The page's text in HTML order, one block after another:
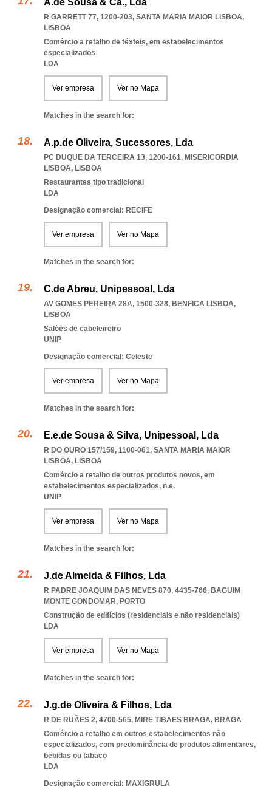
A.de Sousa & Ca., Lda
R GARRETT 77, 1200-203, SANTA MARIA MAIOR LISBOA,
LISBOA
Comércio a retalho de têxteis, em estabelecimentos
especializados
LDA
Ver empresa Ver no Mapa
Matches in the search for:
A.p.de Oliveira, Sucessores, Lda
PC DUQUE DA TERCEIRA 13, 1200-161, MISERICORDIA
LISBOA, LISBOA
Restaurantes tipo tradicional
LDA
Designação comercial: RECIFE
Ver empresa Ver no Mapa
Matches in the search for:
C.de Abreu, Unipessoal, Lda
AV GOMES PEREIRA 28A, 1500-328, BENFICA LISBOA,
LISBOA
Salões de cabeleireiro
UNIP
Designação comercial: Celeste
Ver empresa Ver no Mapa
Matches in the search for:
E.e.de Sousa & Silva, Unipessoal, Lda
R DO OURO 157/159, 1100-061, SANTA MARIA MAIOR
LISBOA, LISBOA
Comércio a retalho de outros produtos novos, em
estabelecimentos especializados, n.e.
UNIP
Ver empresa Ver no Mapa
Matches in the search for:
J.de Almeida & Filhos, Lda
R PADRE JOAQUIM DAS NEVES 870, 4435-766, BAGUIM
MONTE GONDOMAR, PORTO
Construção de edifícios (residenciais e não residenciais)
LDA
Ver empresa Ver no Mapa
Matches in the search for:
J.g.de Oliveira & Filhos, Lda
R DE RUÃES 2, 4700-565, MIRE TIBAES BRAGA, BRAGA
Comércio a retalho em outros estabelecimentos não
especializados, com predominância de produtos alimentares,
bebidas ou tabaco
LDA
Designação comercial: MAXIGRULA